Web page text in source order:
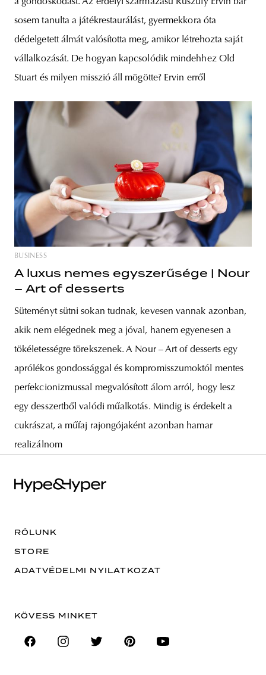
sosem tanulta a játékrestaurálást, gyermekkora óta
dédelgetett álmát valósította meg, amikor létrehozta saját
vállalkozását. De hogyan kapcsolódik mindehhez Old
Stuart és milyen misszió áll mögötte? Ervin erről
BUSINESS
A luxus nemes egyszerűsége | Nour
– Art of desserts
Süteményt sütni sokan tudnak, kevesen vannak azonban,
akik nem elégednek meg a jóval, hanem egyenesen a
tökéletességre törekszenek. A Nour – Art of desserts egy
aprólékos gondossággal és kompromisszumoktól mentes
perfekcionizmussal megvalósított álom arról, hogy lesz
egy desszertből valódi műalkotás. Mindig is érdekelt a
cukrászat, a műfaj rajongójaként azonban hamar
realizálnom
RÓLUNK
STORE
ADATVÉDELMI NYILATKOZAT
KÖVESS MINKET